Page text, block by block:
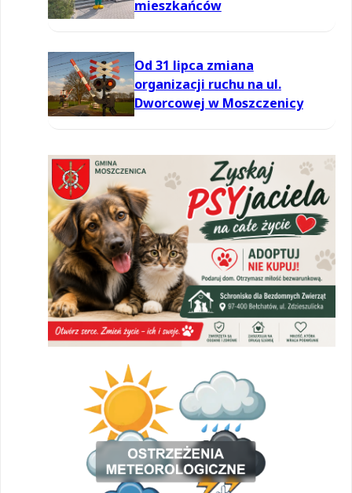
mieszkańców
Od 31 lipca zmiana
organizacji ruchu na ul.
Dworcowej w Moszczenicy